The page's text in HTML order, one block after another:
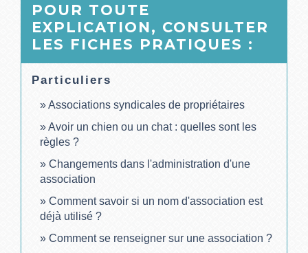
POUR TOUTE
EXPLICATION, CONSULTER
LES FICHES PRATIQUES :
Particuliers
Associations syndicales de propriétaires
Avoir un chien ou un chat : quelles sont les
règles ?
Changements dans l'administration d'une
association
Comment savoir si un nom d'association est
déjà utilisé ?
Comment se renseigner sur une association ?